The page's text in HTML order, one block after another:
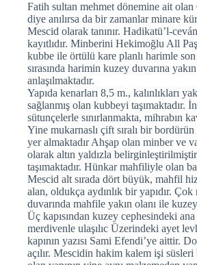
Fatih sultan mehmet dönemine ait
diye anılırsa da bir zamanlar minare
Mescid olarak tanınır. Hadikatü’l-
kayıtlıdır. Minberini Hekimoğlu All
kubbe ile örtülü kare planlı harimle
sırasında harimin kuzey duvarına
anlaşılmaktadır.
Yapıda kenarları 8,5 m., kalınlıkları
sağlanmış olan kubbeyi
sütunçelerle sınırlanmakta, mihrabın
Yine mukarnaslı çift sıralı bir
yer almaktadır Ahşap olan minber ve
olarak altın yaldızla
taşımaktadır. Hünkar mahfiliyle olan
Mescid alt sırada dört büyük, mahfil
alan, oldukça aydınlık bir yapıdır.
duvarında mahfile yakın olanı ile
Üç kapısından kuzey cephesindeki
merdivenle ulaşılıc Üzerindeki ayet
kapının yazısı Sami Efendi’ye aittir.
açılır. Mescidin hakim kalem işi